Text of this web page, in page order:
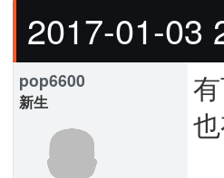
2017-01-03
pop6600
新生